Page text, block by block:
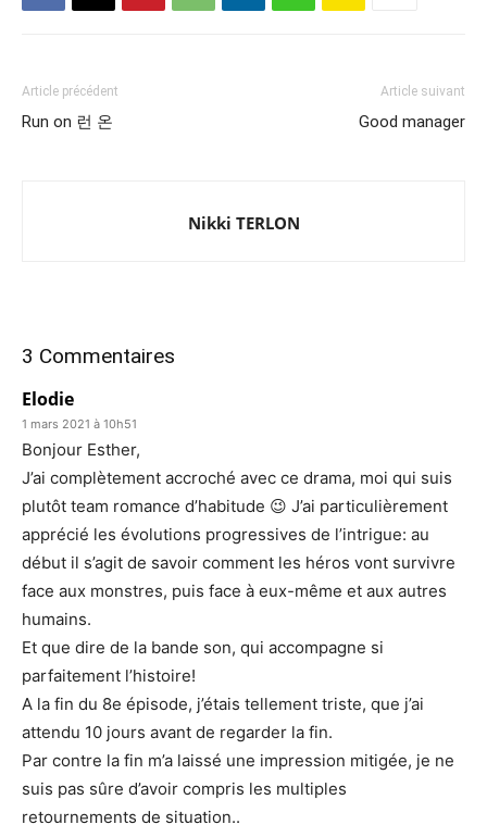
Article précédent
Run on 런 온
Article suivant
Good manager
Nikki TERLON
3 Commentaires
Elodie
1 mars 2021 à 10h51
Bonjour Esther,
J’ai complètement accroché avec ce drama, moi qui suis
plutôt team romance d’habitude 😉 J’ai particulièrement
apprécié les évolutions progressives de l’intrigue: au
début il s’agit de savoir comment les héros vont survivre
face aux monstres, puis face à eux-même et aux autres
humains.
Et que dire de la bande son, qui accompagne si
parfaitement l’histoire!
A la fin du 8e épisode, j’étais tellement triste, que j’ai
attendu 10 jours avant de regarder la fin.
Par contre la fin m’a laissé une impression mitigée, je ne
suis pas sûre d’avoir compris les multiples
retournements de situation..